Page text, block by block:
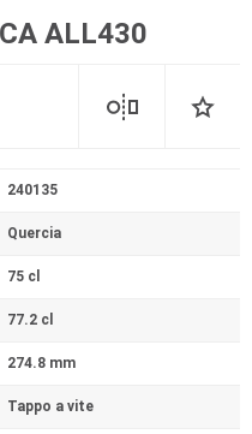
ALL430
240135
Quercia
75 cl
77.2 cl
274.8 mm
Tappo a vite